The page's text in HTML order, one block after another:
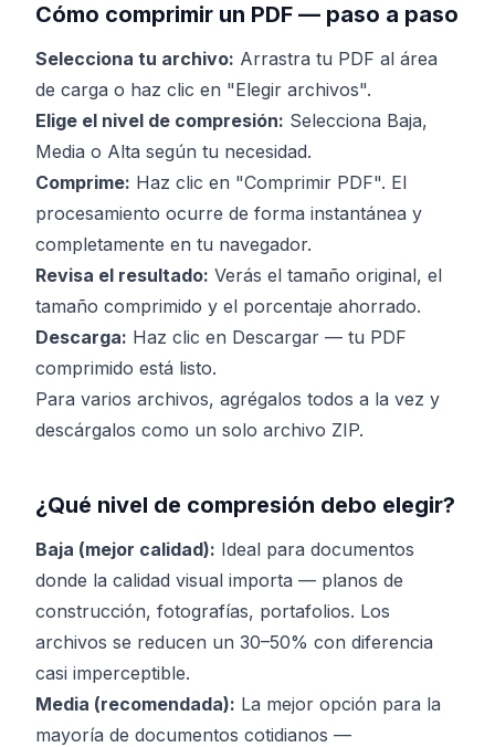
Cómo comprimir un PDF — paso a paso
Selecciona tu archivo: Arrastra tu PDF al área
de carga o haz clic en "Elegir archivos".
Elige el nivel de compresión: Selecciona Baja,
Media o Alta según tu necesidad.
Comprime: Haz clic en "Comprimir PDF". El
procesamiento ocurre de forma instantánea y
completamente en tu navegador.
Revisa el resultado: Verás el tamaño original, el
tamaño comprimido y el porcentaje ahorrado.
Descarga: Haz clic en Descargar — tu PDF
comprimido está listo.
Para varios archivos, agrégalos todos a la vez y
descárgalos como un solo archivo ZIP.
¿Qué nivel de compresión debo elegir?
Baja (mejor calidad): Ideal para documentos
donde la calidad visual importa — planos de
construcción, fotografías, portafolios. Los
archivos se reducen un 30–50% con diferencia
casi imperceptible.
Media (recomendada): La mejor opción para la
mayoría de documentos cotidianos —